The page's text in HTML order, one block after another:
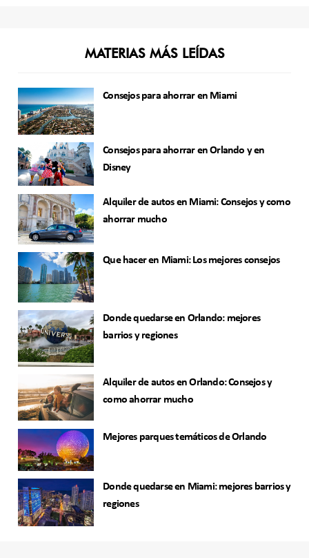
MATERIAS MÁS LEÍDAS
Consejos para ahorrar en Miami
Consejos para ahorrar en Orlando y en
Disney
Alquiler de autos en Miami: Consejos y como
ahorrar mucho
Que hacer en Miami: Los mejores consejos
Donde quedarse en Orlando: mejores
barrios y regiones
Alquiler de autos en Orlando: Consejos y
como ahorrar mucho
Mejores parques temáticos de Orlando
Donde quedarse en Miami: mejores barrios y
regiones